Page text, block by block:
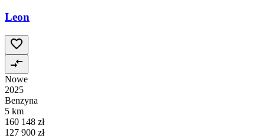
Leon
Nowe
2025
Benzyna
5 km
160 148 zł
127 900 zł